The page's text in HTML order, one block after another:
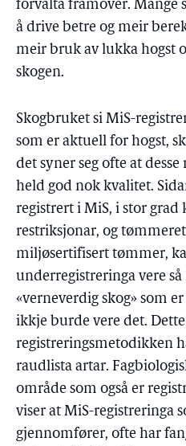
forvalta framover. Mange
å drive betre og meir
meir bruk av lukka hogst
skogen.
Skogbruket si MiS-
som er aktuell for hogst,
det syner seg ofte at
held god nok kvalitet.
registrert i MiS, i stor grad
restriksjonar, og
miljøsertifisert tømmer,
underregistreringa vere
«verneverdig skog» som
ikkje burde vere det.
registreringsmetodikken
raudlista artar.
område som også er
viser at MiS-registreringa
gjennomfører, ofte har